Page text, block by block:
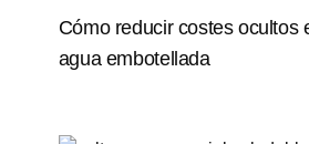
Cómo reducir costes ocultos
agua embotellada